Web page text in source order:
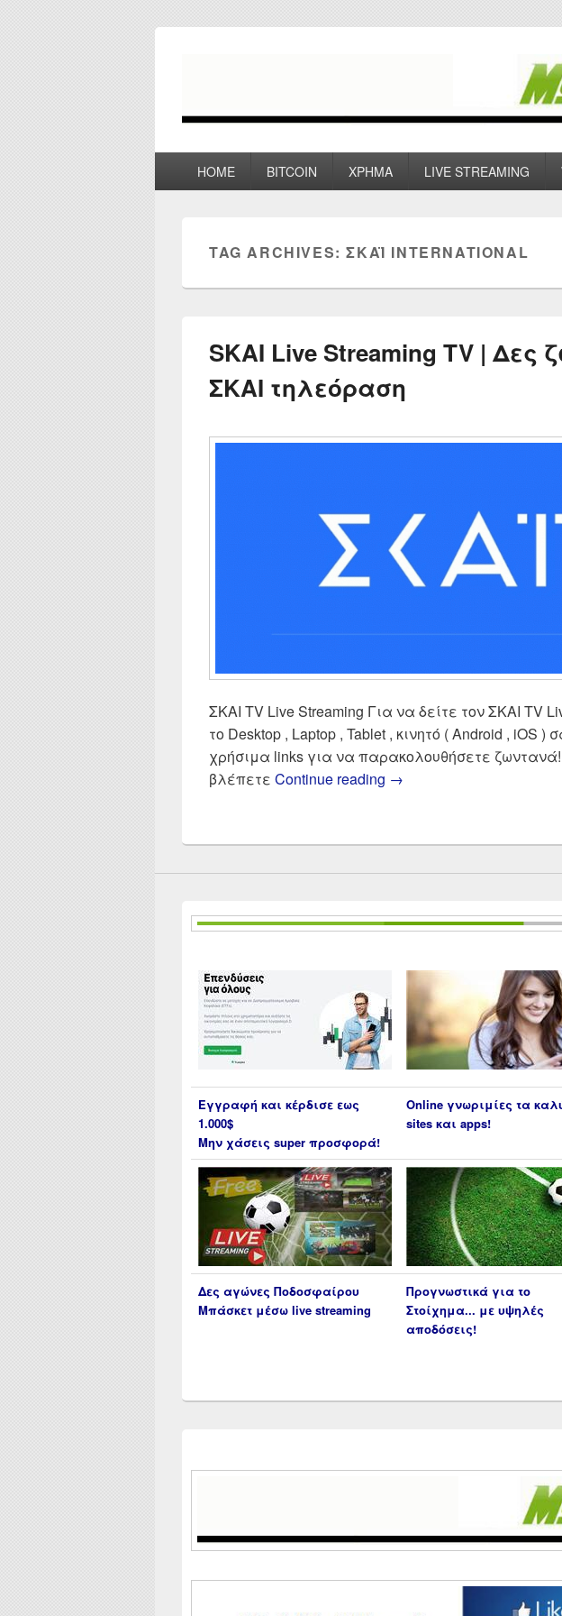
HOME BITCOIN ΧΡΗΜΑ LIVE STREAMING
TAG ARCHIVES:ΣΚΑΪ INTERNATIONAL
SKAI Live Streaming TV | Δες
ΣΚΑΙ τηλεόραση
ΣΚΑΙ TV Live Streaming Για να δείτε τον ΣΚΑΙ TV
το Desktop , Laptop , Tablet , κινητό ( Android , iOS )
χρήσιμα links για να παρακολουθήσετε
βλέπετε Continue reading SKAI Live Streaming TV
→
Εγγραφή και κέρδισε εως
1.000$
Μην χάσεις super προσφορά!
Online γνωριμίες τα
sites και apps!
Δες αγώνες Ποδοσφαίρου
Μπάσκετ μέσω live streaming
Προγνωστικά για το
Στοίχημα... με υψηλές
αποδόσεις!